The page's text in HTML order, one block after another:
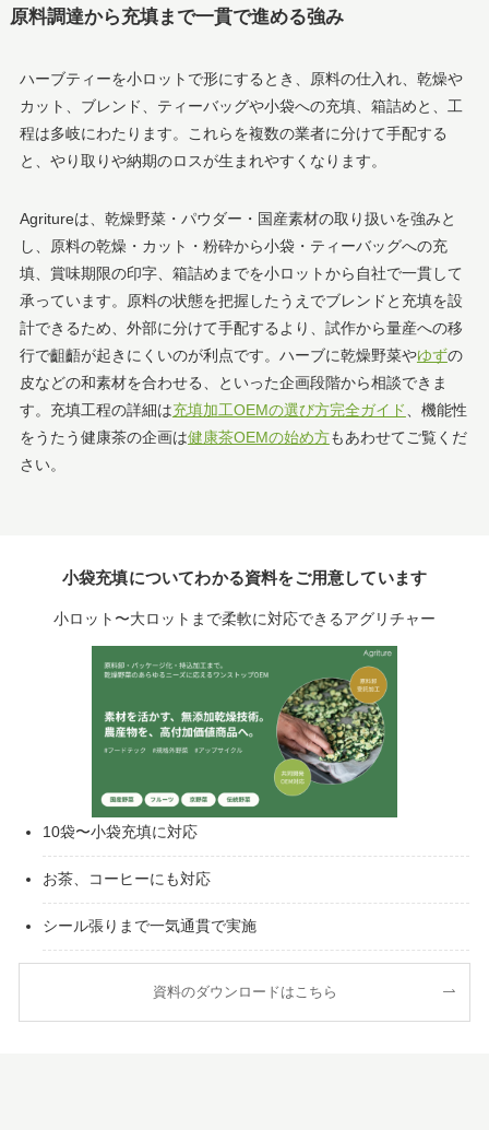
原料調達から充填まで一貫で進める強み
ハーブティーを小ロットで形にするとき、原料の仕入れ、乾燥や
カット、ブレンド、ティーバッグや小袋への充填、箱詰めと、工
程は多岐にわたります。これらを複数の業者に分けて手配する
と、やり取りや納期のロスが生まれやすくなります。
Agritureは、乾燥野菜・パウダー・国産素材の取り扱いを強みと
し、原料の乾燥・カット・粉砕から小袋・ティーバッグへの充
填、賞味期限の印字、箱詰めまでを小ロットから自社で一貫して
承っています。原料の状態を把握したうえでブレンドと充填を設
計できるため、外部に分けて手配するより、試作から量産への移
行で齟齬が起きにくいのが利点です。ハーブに乾燥野菜やゆずの
皮などの和素材を合わせる、といった企画段階から相談できま
す。充填工程の詳細は充填加工OEMの選び方完全ガイド
、機能性
をうたう健康茶の企画は健康茶OEMの始め方もあわせてご覧くだ
さい。
小袋充填についてわかる資料をご用意しています
小ロット〜大ロットまで柔軟に対応できるアグリチャー
10袋〜小袋充填に対応
お茶、コーヒーにも対応
シール張りまで一気通貫で実施
資料のダウンロードはこちら